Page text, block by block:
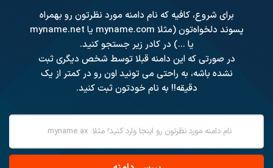
برای شروع، کافیه که نام دامنه مورد نظرتون رو بهمراه
پسوند دلخواه‌تون (مثلا myname.com یا myname.net
یا ...) در کادر زیر جستجو کنید.
در صورتی که این دامنه قبلا توسط شخص دیگری ثبت
نشده باشه، به راحتی می تونید اون رو در کمتر از یک
دقیقه!! به نام خودتون ثبت کنید.